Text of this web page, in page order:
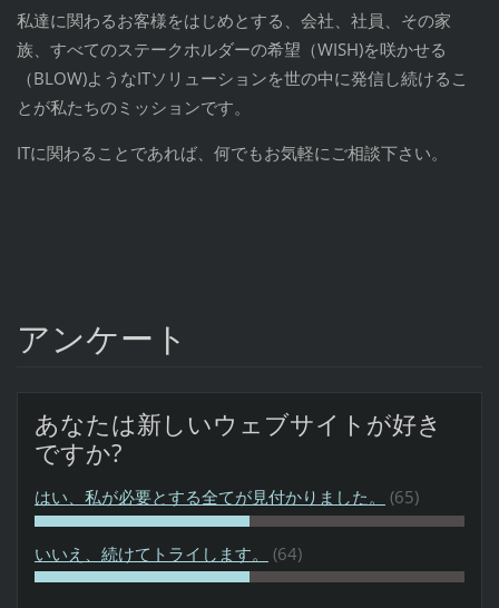
私達に関わるお客様をはじめとする、会社、社員、その家
族、すべてのステークホルダーの希望（WISH)を咲かせる
（BLOW)ようなITソリューションを世の中に発信し続けるこ
とが私たちのミッションです。
ITに関わることであれば、何でもお気軽にご相談下さい。
アンケート
あなたは新しいウェブサイトが好き
ですか?
はい、私が必要とする全てが見付かりました。 (65)
いいえ、続けてトライします。 (64)